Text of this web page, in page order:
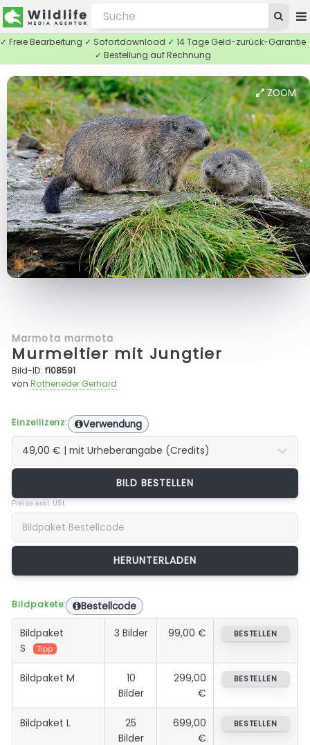
✓ Freie Bearbeitung ✓ Sofortdownload ✓ 14 Tage Geld-zurück-Garantie
✓ Bestellung auf Rechnung
ZOOM
Marmota marmota
Murmeltier mit Jungtier
Bild-ID:f108591
vonRotheneder Gerhard
Einzellizenz: Verwendung
BILD BESTELLEN
Preise exkl. USt.
Bildpakete: Bestellcode
Bildpaket
S
Tipp
3 Bilder 99,00 € BESTELLEN
Bildpaket M
10
Bilder
299,00
€
BESTELLEN
Bildpaket L
25
Bilder
699,00
€
BESTELLEN